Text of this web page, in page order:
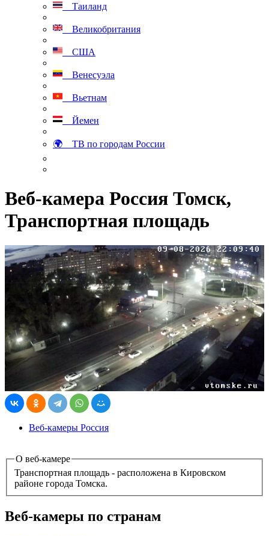
Таиланд
Великобритания
США
Венесуэла
Вьетнам
Йемен
🌍 ТВ по городам России
Веб-камера Россия Томск,
Транспортная площадь
Веб-камеры Россия
О веб-камере
Транспортная площадь - расположена в Кировском
районе города Томска.
Веб-камеры по странам